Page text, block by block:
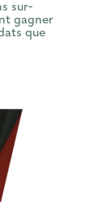
sur-
gagner
que